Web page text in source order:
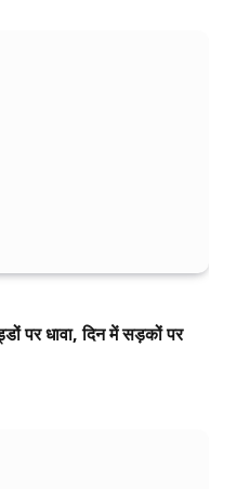
पर धावा, दिन में सड़कों पर